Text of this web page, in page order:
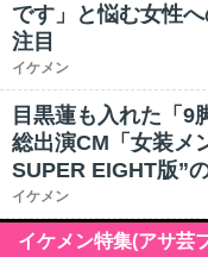
です」と悩む女性
注目
イケメン
目黒蓮も入れた「9
総出演CM「女装メ
SUPER EIGHT版”
イケメン
イケメン特集(アサ芸